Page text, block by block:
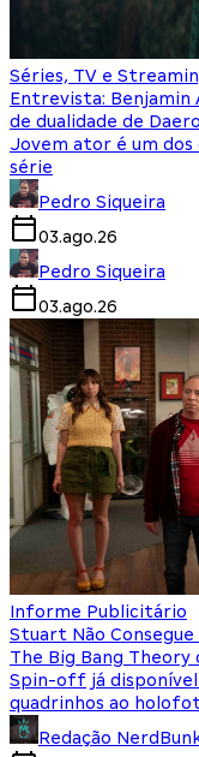
Séries, TV e
Entrevista: Benjamin
de dualidade de
Jovem ator é um
série
Pedro Siqueira
03.ago.26
Pedro Siqueira
03.ago.26
Informe Publicitário
Stuart Não
The Big Bang Theory
Spin-off já disponível
quadrinhos ao
Redação